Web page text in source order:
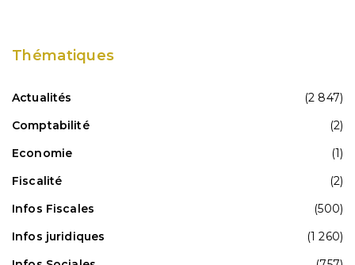
Thématiques
Actualités
(2 847)
Comptabilité
(2)
Economie
(1)
Fiscalité
(2)
Infos Fiscales
(500)
Infos juridiques
(1 260)